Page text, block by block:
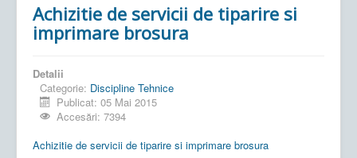
Achizitie de servicii de tiparire si
imprimare brosura
Detalii
Categorie: Discipline Tehnice
Publicat: 05 Mai 2015
Accesări: 7394
Achizitie de servicii de tiparire si imprimare brosura